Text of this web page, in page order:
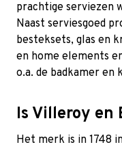
prachtige serviezen
Naast serviesgoed
besteksets, glas en
en home elements
o.a. de badkamer en
Is Villeroy en
Het merk is in 1748